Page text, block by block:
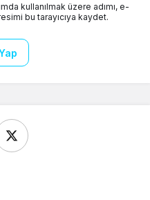
kullanılmak üzere adımı, e-
bu tarayıcıya kaydet.